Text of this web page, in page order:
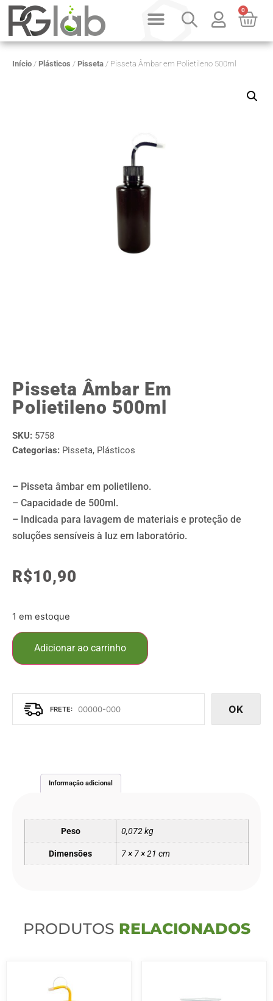
0
Início / Plásticos / Pisseta / Pisseta Âmbar em Polietileno 500ml
Pisseta Âmbar Em
Polietileno 500ml
SKU: 5758
Categorias: Pisseta, Plásticos
– Pisseta âmbar em polietileno.
– Capacidade de 500ml.
– Indicada para lavagem de materiais e proteção de
soluções sensíveis à luz em laboratório.
R$10,90
1 em estoque
Adicionar ao carrinho
OK
Informação adicional
Peso 0,072 kg
Dimensões 7 × 7 × 21 cm
PRODUTOS RELACIONADOS